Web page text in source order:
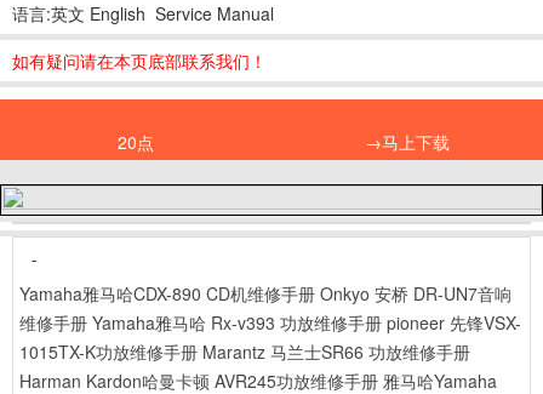
语言:英文 English Service Manual
如有疑问请在本页底部联系我们！
20点 →马上下载
-
Yamaha雅马哈CDX-890 CD机维修手册 Onkyo 安桥 DR-UN7音响
维修手册 Yamaha雅马哈 Rx-v393 功放维修手册 pioneer 先锋VSX-
1015TX-K功放维修手册 Marantz 马兰士SR66 功放维修手册
Harman Kardon哈曼卡顿 AVR245功放维修手册 雅马哈Yamaha